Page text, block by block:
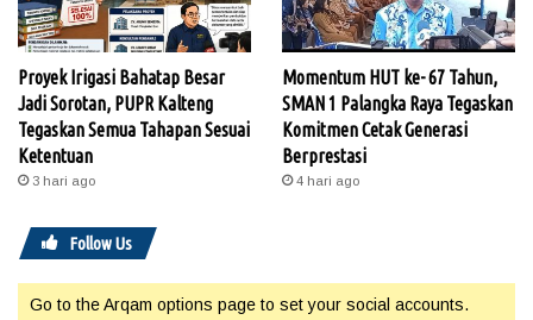
Proyek Irigasi Bahatap Besar
Jadi Sorotan, PUPR Kalteng
Tegaskan Semua Tahapan Sesuai
Ketentuan
3 hari ago
Momentum HUT ke- 67 Tahun,
SMAN 1 Palangka Raya Tegaskan
Komitmen Cetak Generasi
Berprestasi
4 hari ago
Follow Us
Go to the Arqam options page to set your social accounts.